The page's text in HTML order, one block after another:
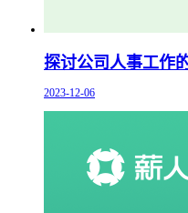
探讨公司人事工作
2023-12-06